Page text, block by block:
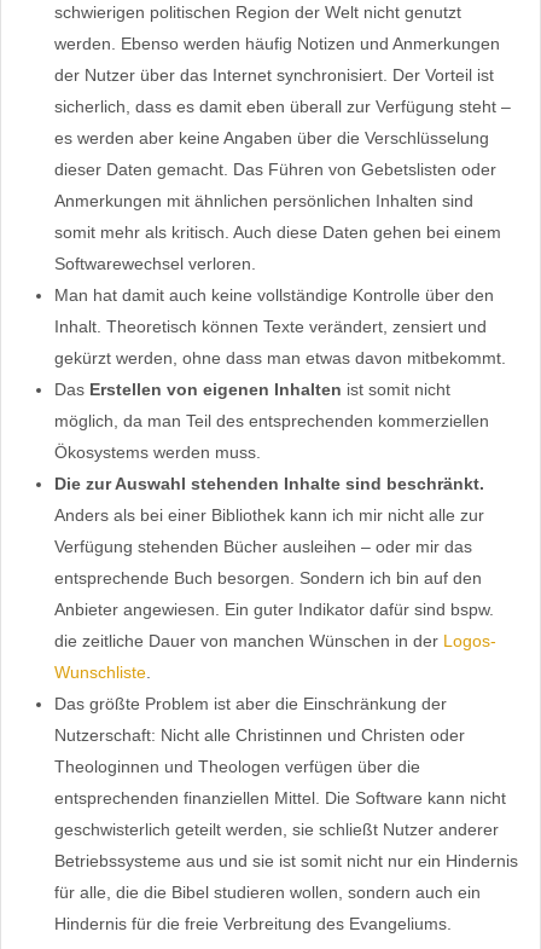
schwierigen politischen Region der Welt nicht genutzt
werden. Ebenso werden häufig Notizen und Anmerkungen
der Nutzer über das Internet synchronisiert. Der Vorteil ist
sicherlich, dass es damit eben überall zur Verfügung steht –
es werden aber keine Angaben über die Verschlüsselung
dieser Daten gemacht. Das Führen von Gebetslisten oder
Anmerkungen mit ähnlichen persönlichen Inhalten sind
somit mehr als kritisch. Auch diese Daten gehen bei einem
Softwarewechsel verloren.
Man hat damit auch keine vollständige Kontrolle über den
Inhalt. Theoretisch können Texte verändert, zensiert und
gekürzt werden, ohne dass man etwas davon mitbekommt.
Das Erstellen von eigenen Inhalten ist somit nicht
möglich, da man Teil des entsprechenden kommerziellen
Ökosystems werden muss.
Die zur Auswahl stehenden Inhalte sind beschränkt.
Anders als bei einer Bibliothek kann ich mir nicht alle zur
Verfügung stehenden Bücher ausleihen – oder mir das
entsprechende Buch besorgen. Sondern ich bin auf den
Anbieter angewiesen. Ein guter Indikator dafür sind bspw.
die zeitliche Dauer von manchen Wünschen in der Logos-
Wunschliste.
Das größte Problem ist aber die Einschränkung der
Nutzerschaft: Nicht alle Christinnen und Christen oder
Theologinnen und Theologen verfügen über die
entsprechenden finanziellen Mittel. Die Software kann nicht
geschwisterlich geteilt werden, sie schließt Nutzer anderer
Betriebssysteme aus und sie ist somit nicht nur ein Hindernis
für alle, die die Bibel studieren wollen, sondern auch ein
Hindernis für die freie Verbreitung des Evangeliums.